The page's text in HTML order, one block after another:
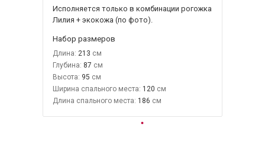
Исполняется только в комбинации рогожка
Лилия + экокожа (по фото).
Набор размеров
Длина: 213
Глубина: 87
Высота: 95
Ширина спального места: 120
Длина спального места: 186